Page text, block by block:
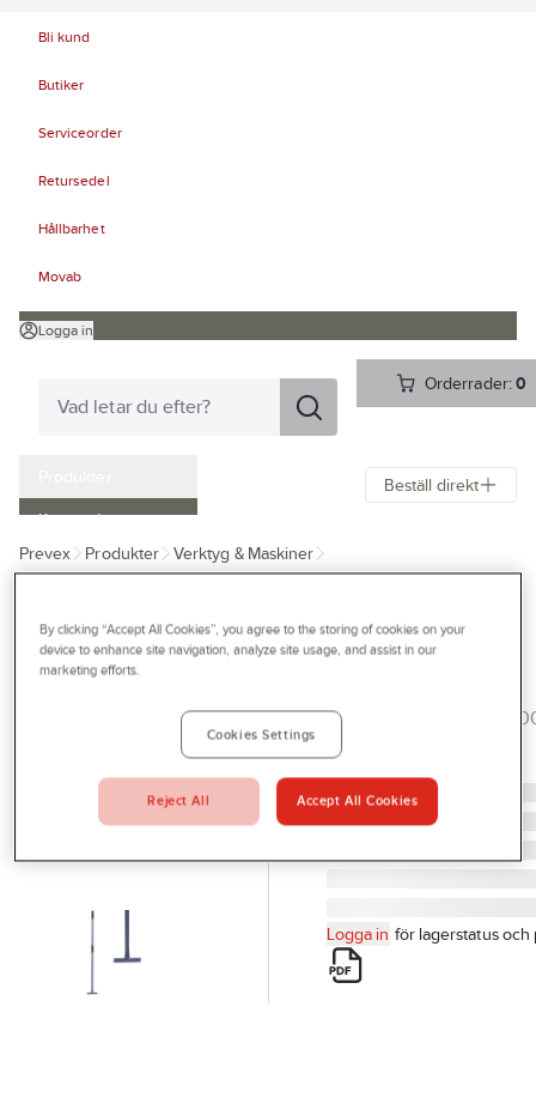
Bli kund
Butiker
Serviceorder
Retursedel
Hållbarhet
Movab
Logga in
Orderrader:0
Kampanjer
Outlet
Bli kund
Profilshop
Serviceverkstad
Företagsprofilering
Beställ direkt
Prevex Produkter
Verktyg & Maskiner
Betongskrapa
432
Logga in för lagerstatus och
By clicking “Accept All Cookies”, you agree to the storing of cookies on your
device to enhance site navigation, analyze site usage, and assist in our
marketing efforts.
Cookies Settings
Reject All Accept All Cookies